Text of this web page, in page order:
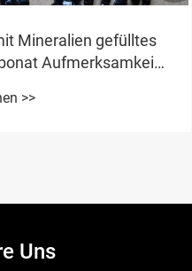
Mineralien gefülltes
Aufmerksamkeit
>>
Uns